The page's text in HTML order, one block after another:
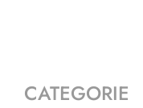
CATEGORIE